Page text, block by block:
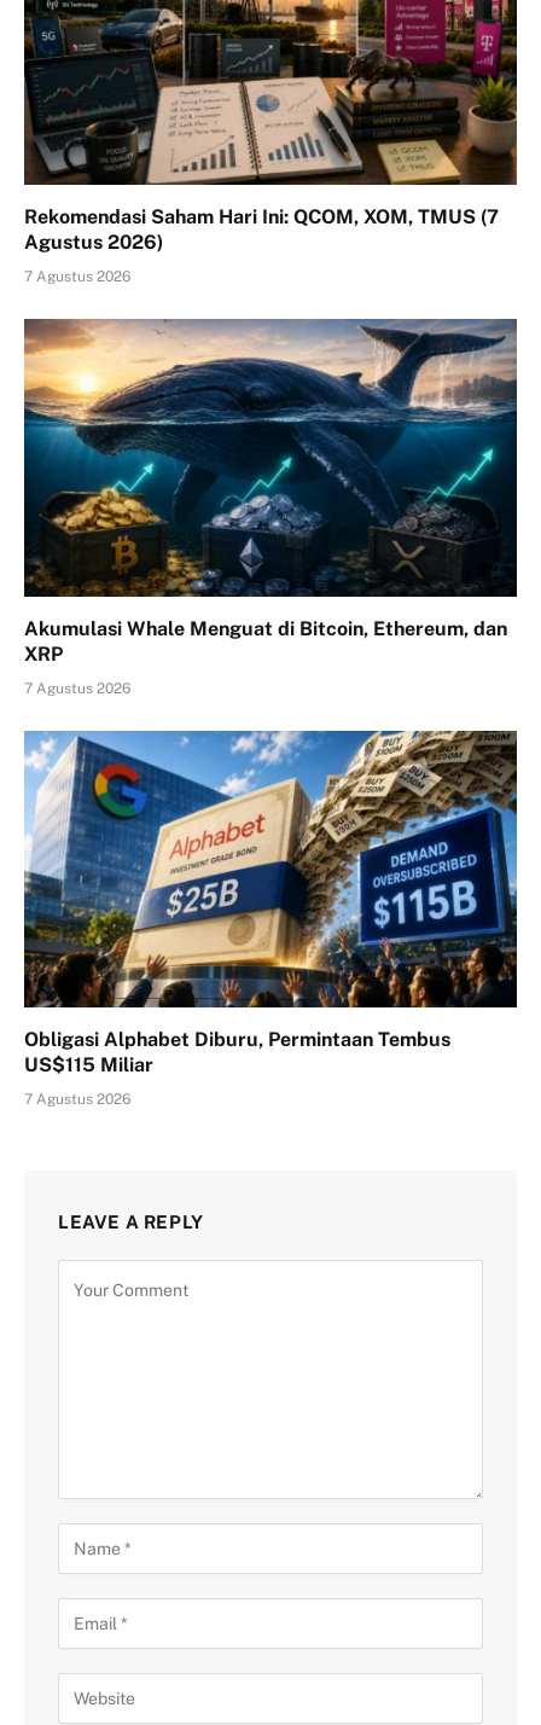
Rekomendasi Saham Hari Ini: QCOM, XOM, TMUS (7
Agustus 2026)
7 Agustus 2026
Akumulasi Whale Menguat di Bitcoin, Ethereum, dan
XRP
7 Agustus 2026
Obligasi Alphabet Diburu, Permintaan Tembus
US$115 Miliar
7 Agustus 2026
LEAVE A REPLY